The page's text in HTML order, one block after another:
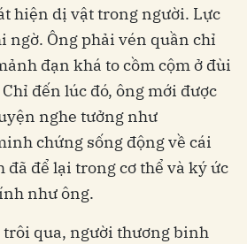
hiện dị vật trong người. Lực
ngờ. Ông phải vén quần chỉ
đạn khá to cồm cộm ở đùi
đến lúc đó, ông mới được
nghe tưởng như
chứng sống động về cái
để lại trong cơ thể và ký ức
như ông.
trôi qua, người thương binh